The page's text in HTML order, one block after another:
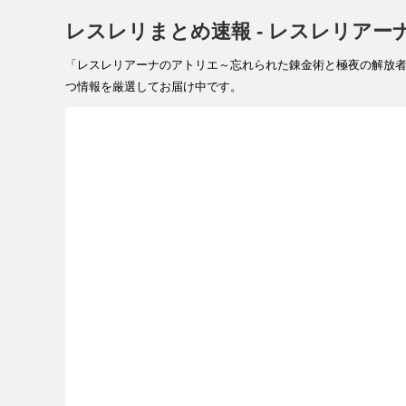
レスレリまとめ速報 - レスレリアー
「レスレリアーナのアトリエ～忘れられた錬金術と極夜の解
つ情報を厳選してお届け中です。